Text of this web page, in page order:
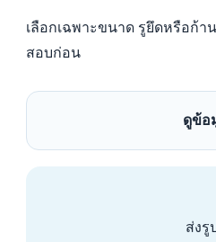
เลือกเฉพาะขนาด รูยึดหรือก้
สอบก่อน
ดูข้อ
ส่งรู